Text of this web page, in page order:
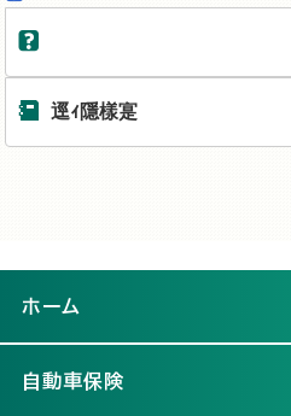
逕ｨ隱樣寔
ホーム
自動車保険